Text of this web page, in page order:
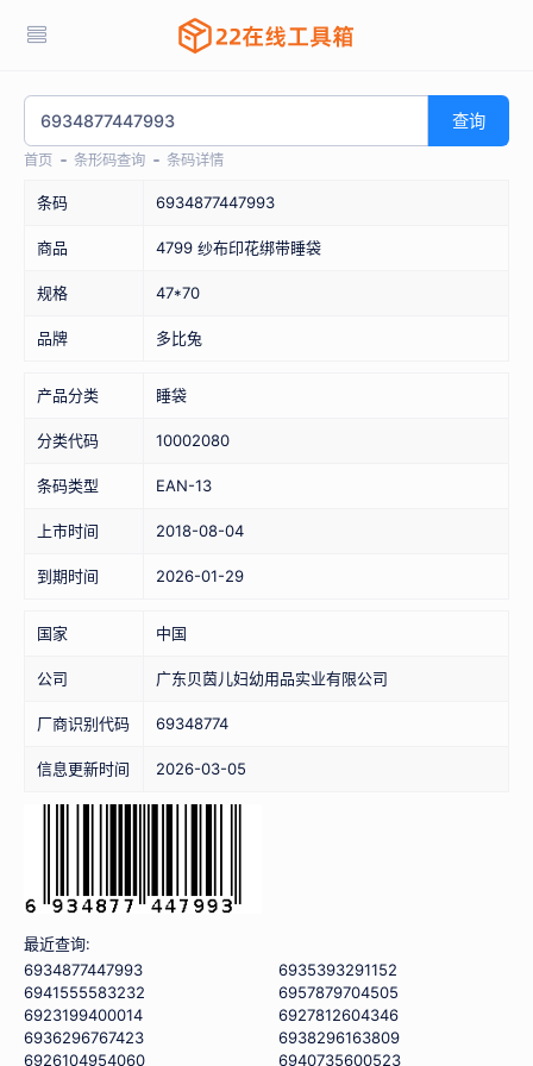
查询
首页 条形码查询 条码详情
条码 6934877447993
商品 4799 纱布印花绑带睡袋
规格 47*70
品牌 多比兔
产品分类 睡袋
分类代码 10002080
条码类型 EAN-13
上市时间 2018-08-04
到期时间 2026-01-29
国家 中国
公司 广东贝茵儿妇幼用品实业有限公司
厂商识别代码 69348774
信息更新时间 2026-03-05
最近查询:
6934877447993
6935393291152
6941555583232
6957879704505
6923199400014
6927812604346
6936296767423
6938296163809
6926104954060
6940735600523